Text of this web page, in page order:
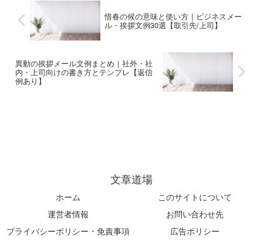
惜春の候の意味と使い方｜ビジネスメー
ル・挨拶文例30選【取引先/上司】
異動の挨拶メール文例まとめ｜社外・社
内・上司向けの書き方とテンプレ【返信
例あり】
文章道場
ホーム
このサイトについて
運営者情報
お問い合わせ先
プライバシーポリシー・免責事項
広告ポリシー